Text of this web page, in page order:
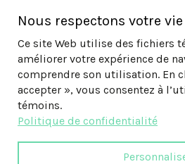
Nous respectons votre
Ce site Web utilise des fichiers
améliorer votre expérience de
comprendre son utilisation. En
accepter », vous consentez à
témoins.
Politique de confidentialité